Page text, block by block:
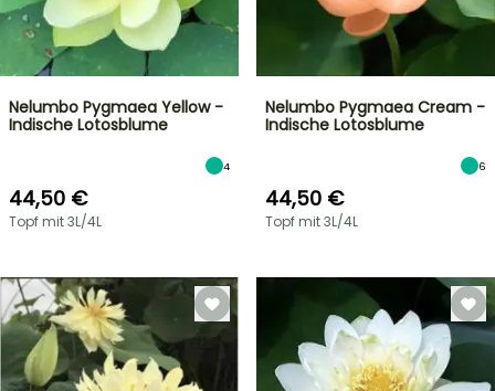
Nelumbo Pygmaea Yellow -
Indische Lotosblume
4
44,50 €
Topf mit 3L/4L
Nelumbo Pygmaea Cream -
Indische Lotosblume
6
44,50 €
Topf mit 3L/4L